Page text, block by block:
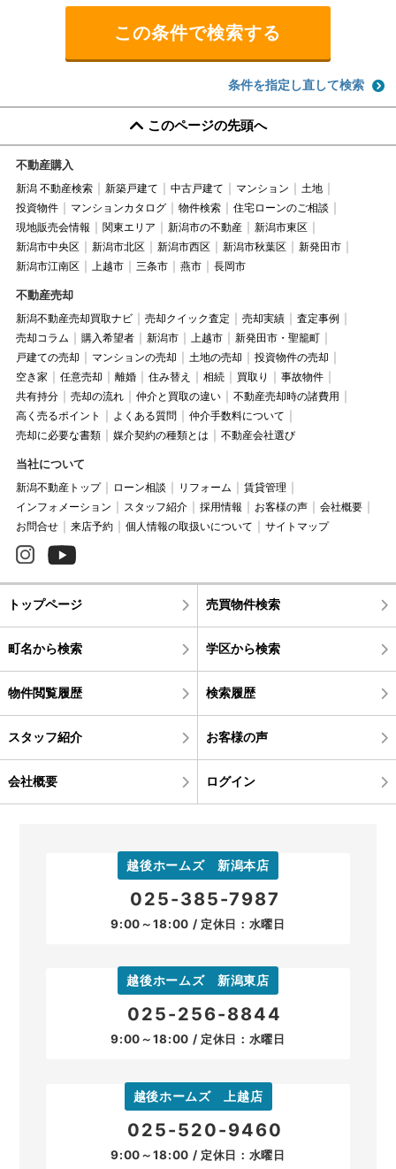
条件を指定し直して検索
このページの先頭へ
不動産購入
新潟 不動産検索 新築戸建て 中古戸建て マンション
土地
投資物件
マンションカタログ 物件検索
住宅ローンのご相談
現地販売会情報
関東エリア 新潟市の不動産
新潟市東区
新潟市中央区
新潟市北区 新潟市西区 新潟市秋葉区
新発田市
新潟市江南区
上越市 三条市 燕市 長岡市
不動産売却
新潟不動産売却買取ナビ 売却クイック査定 売却実績
査定事例
売却コラム
購入希望者 新潟市 上越市
新発田市・聖籠町
戸建ての売却
マンションの売却 土地の売却
投資物件の売却
空き家
任意売却 離婚 住み替え 相続 買取り
事故物件
共有持分
売却の流れ 仲介と買取の違い
不動産売却時の諸費用
高く売るポイント
よくある質問
仲介手数料について
売却に必要な書類
媒介契約の種類とは 不動産会社選び
当社について
新潟不動産トップ ローン相談 リフォーム
賃貸管理
インフォメーション
スタッフ紹介 採用情報 お客様の声
会社概要
お問合せ
来店予約 個人情報の取扱いについて サイトマップ
トップページ 売買物件検索
町名から検索 学区から検索
物件閲覧履歴 検索履歴
スタッフ紹介 お客様の声
会社概要 ログイン
越後ホームズ 新潟本店
025-385-7987
9:00～18:00 / 定休日：水曜日
越後ホームズ 新潟東店
025-256-8844
9:00～18:00 / 定休日：水曜日
越後ホームズ 上越店
025-520-9460
9:00～18:00 / 定休日：水曜日